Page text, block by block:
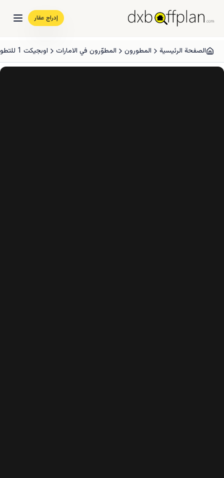
إدراج عقار
الصفحة الرئيسية المطورون المطوّرون في الامارات اوبجيكت 1 للتطوير العقاري